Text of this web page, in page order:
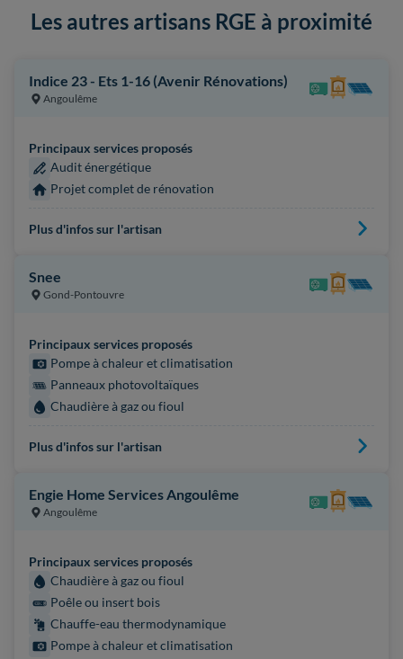
Les autres artisans RGE à proximité
Indice 23 - Ets 1-16 (Avenir Rénovations)
Angoulême
Principaux services proposés
Audit énergétique
Projet complet de rénovation
Plus d'infos sur l'artisan
Snee
Gond-Pontouvre
Principaux services proposés
Pompe à chaleur et climatisation
Panneaux photovoltaïques
Chaudière à gaz ou fioul
Plus d'infos sur l'artisan
Engie Home Services Angoulême
Angoulême
Principaux services proposés
Chaudière à gaz ou fioul
Poêle ou insert bois
Chauffe-eau thermodynamique
Pompe à chaleur et climatisation